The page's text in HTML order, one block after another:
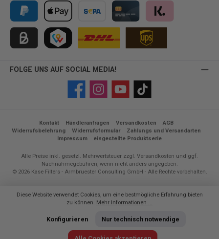
PayPal Apple Pay Vorkasse Kreditkarte Klarna
FOLGE UNS AUF SOCIAL MEDIA!
FacebookInstagramYouTube TikTok
Kontakt Händleranfragen Versandkosten
AGB
Widerrufsbelehrung
Widerrufsformular
Zahlungs und Versandarten
Impressum
eingestellte Produktserie
Alle Preise inkl. gesetzl. Mehrwertsteuer zzgl. Versandkosten und ggf.
Nachnahmegebühren, wenn nicht anders angegeben.
© 2026 Kase Filters - Armbruester Consulting GmbH - Alle Rechte vorbehalten.
Diese Website verwendet Cookies, um eine bestmögliche Erfahrung bieten
zu können. Mehr Informationen ...
Nur technisch notwendige
Konfigurieren